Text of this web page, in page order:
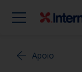
Apoio